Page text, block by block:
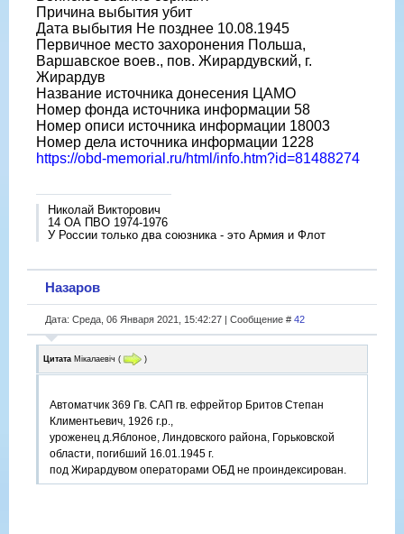
Причина выбытия убит
Дата выбытия Не позднее 10.08.1945
Первичное место захоронения Польша,
Варшавское воев., пов. Жирардувский, г.
Жирардув
Название источника донесения ЦАМО
Номер фонда источника информации 58
Номер описи источника информации 18003
Номер дела источника информации 1228
https://obd-memorial.ru/html/info.htm?id=81488274
Николай Викторович
14 ОА ПВО 1974-1976
У России только два союзника - это Армия и Флот
Назаров
Дата: Среда, 06 Января 2021, 15:42:27 | Сообщение # 42
Цитата Мікалаевіч ( )
Автоматчик 369 Гв. САП гв. ефрейтор Бритов Степан
Климентьевич, 1926 г.р.,
уроженец д.Яблоное, Линдовского района, Горьковской
области, погибший 16.01.1945 г.
под Жирардувом операторами ОБД не проиндексирован.